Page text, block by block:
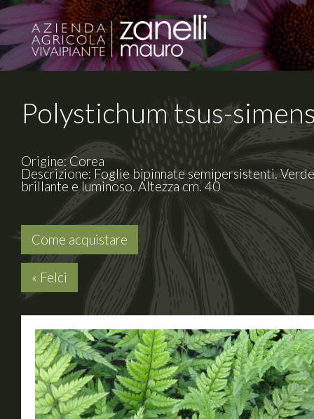
Polystichum tsus-
Origine: Corea
Descrizione: Foglie bipinnate semipersistenti.
brillante e luminoso. Altezza cm. 40
Come acquistare
« Felci